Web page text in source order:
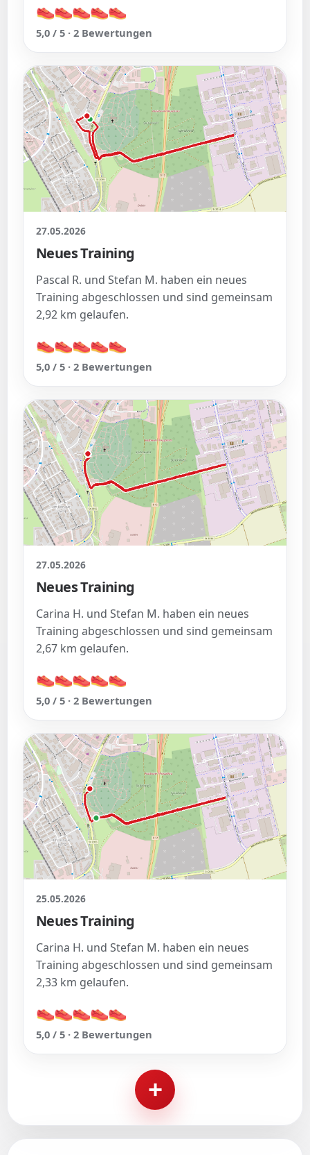
👟
👟👟
👟👟
👟👟
👟👟
👟
5,0 / 5 · 2 Bewertungen
27.05.2026
Neues Training
Pascal R. und Stefan M. haben ein neues
Training abgeschlossen und sind gemeinsam
2,92 km gelaufen.
👟
👟👟
👟👟
👟👟
👟👟
👟
5,0 / 5 · 2 Bewertungen
27.05.2026
Neues Training
Carina H. und Stefan M. haben ein neues
Training abgeschlossen und sind gemeinsam
2,67 km gelaufen.
👟
👟👟
👟👟
👟👟
👟👟
👟
5,0 / 5 · 2 Bewertungen
25.05.2026
Neues Training
Carina H. und Stefan M. haben ein neues
Training abgeschlossen und sind gemeinsam
2,33 km gelaufen.
👟
👟👟
👟👟
👟👟
👟👟
👟
5,0 / 5 · 2 Bewertungen
+